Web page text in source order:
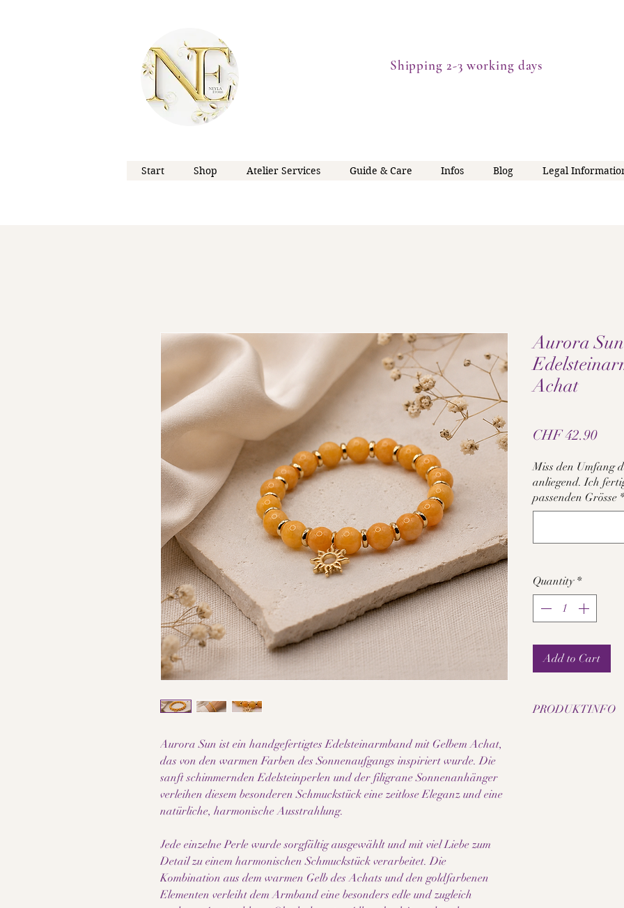
Shipping 2-3 working days
Start Shop Atelier Services Guide & Care Infos Blog Legal
Aurora Sun ist ein handgefertigtes Edelsteinarmband mit Gelbem Achat,
das von den warmen Farben des Sonnenaufgangs inspiriert wurde. Die
sanft schimmernden Edelsteinperlen und der filigrane Sonnenanhänger
verleihen diesem besonderen Schmuckstück eine zeitlose Eleganz und eine
natürliche, harmonische Ausstrahlung.
Jede einzelne Perle wurde sorgfältig ausgewählt und mit viel Liebe zum
Detail zu einem harmonischen Schmuckstück verarbeitet. Die
Kombination aus dem warmen Gelb des Achats und den goldfarbenen
Elementen verleiht dem Armband eine besonders edle und zugleich
Aurora
Achat
CHF 42.90Price
Miss den Umfang
anliegend. Ich
passenden Grösse *
Quantity *
Add to Cart
PRODUKTINFO